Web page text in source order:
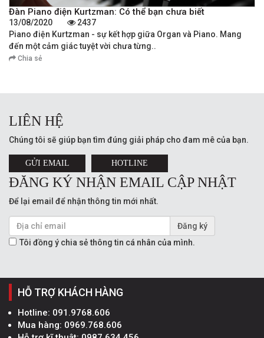
Đàn Piano điện Kurtzman: Có thể bạn chưa biết
13/08/2020
2437
Piano điện Kurtzman - sự kết hợp giữa Organ và Piano. Mang
đến một cảm giác tuyệt vời chưa từng..
Chia sẻ
LIÊN HỆ
Chúng tôi sẽ giúp bạn tìm đúng giải pháp cho đam mê của bạn.
GỬI EMAIL HOTLINE
ĐĂNG KÝ NHẬN EMAIL CẬP NHẬT
Để lại email để nhận thông tin mới nhất.
Đăng ký
Tôi đồng ý chia sẻ thông tin cá nhân của mình.
HỖ TRỢ KHÁCH HÀNG
Hotline: 091.9768.606
Mua hàng: 0969.768.606